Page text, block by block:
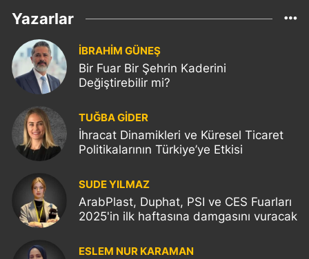
Yazarlar
İBRAHİM GÜNEŞ
Bir Fuar Bir Şehrin Kaderini
Değiştirebilir mi?
TUĞBA GİDER
İhracat Dinamikleri ve Küresel Ticaret
Politikalarının Türkiye’ye Etkisi
SUDE YILMAZ
ArabPlast, Duphat, PSI ve CES Fuarları
2025'in ilk haftasına damgasını vuracak
ESLEM NUR KARAMAN